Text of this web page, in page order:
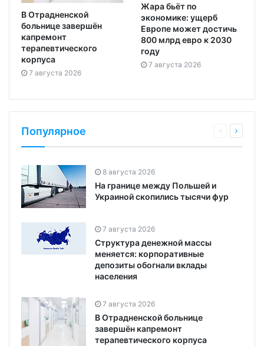
В Отрадненской
больнице завершён
капремонт
терапевтического
корпуса
7 августа 2026
Жара бьёт по
экономике: ущерб
Европе может достичь
800 млрд евро к 2030
году
7 августа 2026
Популярное
8 августа 2026
На границе между Польшей и
Украиной скопились тысячи фур
7 августа 2026
Структура денежной массы
меняется: корпоративные
депозиты обогнали вклады
населения
7 августа 2026
В Отрадненской больнице
завершён капремонт
терапевтического корпуса